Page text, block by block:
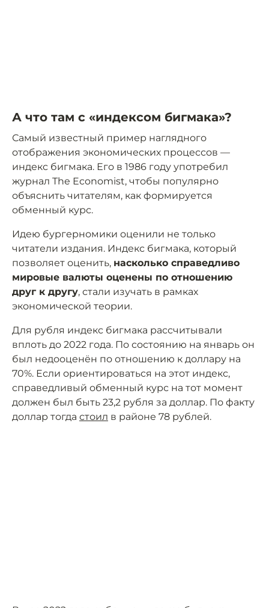
А что там с «индексом бигмака»?
Самый известный пример наглядного
отображения экономических процессов —
индекс бигмака. Его в 1986 году употребил
журнал The Economist, чтобы популярно
объяснить читателям, как формируется
обменный курс.
Идею бургерномики оценили не только
читатели издания. Индекс бигмака, который
позволяет оценить, насколько справедливо
мировые валюты оценены по отношению
друг к другу, стали изучать в рамках
экономической теории.
Для рубля индекс бигмака рассчитывали
вплоть до 2022 года. По состоянию на январь он
был недооценён по отношению к доллару на
70%. Если ориентироваться на этот индекс,
справедливый обменный курс на тот момент
должен был быть 23,2 рубля за доллар. По факту
доллар тогда стоил в районе 78 рублей.